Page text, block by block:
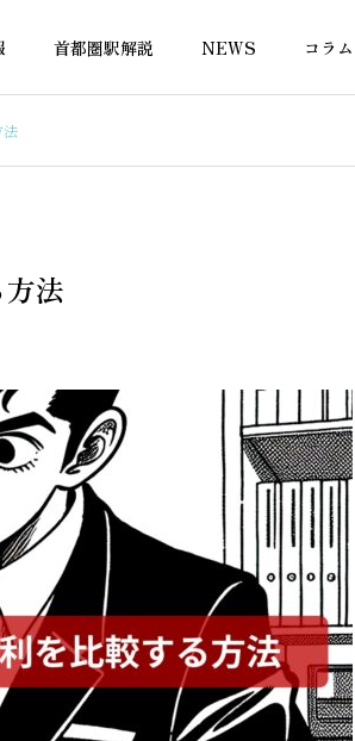
首都圏駅解説 NEWS コラム
ン審
自営業者の住宅ローンが通り
やすい銀行はどこ？審査のポ
イントと選び方
法
法